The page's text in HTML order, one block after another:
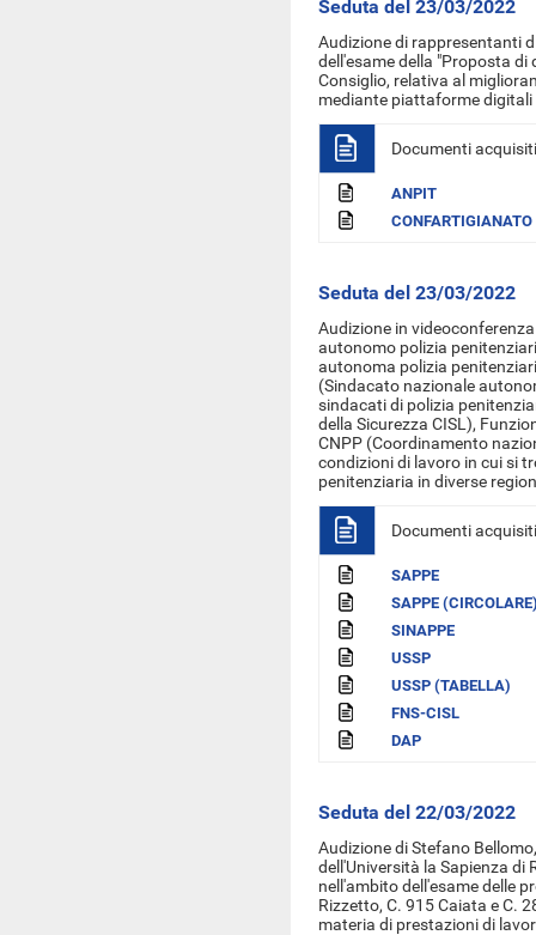
Seduta del 23/03/2022
Audizione di rappresentanti
dell'esame della "Proposta
Consiglio, relativa al
mediante piattaforme
Documenti acquisiti
ANPIT
CONFARTIGIANATO
Seduta del 23/03/2022
Audizione in
autonomo polizia
autonoma polizia
(Sindacato nazionale
sindacati di polizia
della Sicurezza CISL),
CNPP (Coordinamento
condizioni di lavoro in cui si
penitenziaria in diverse
Documenti acquisiti
SAPPE
SAPPE
SINAPPE
USSP
USSP (TABELLA)
FNS-CISL
DAP
Seduta del 22/03/2022
Audizione di Stefano
dell'Università la Sapienza di
nell'ambito dell'esame delle
Rizzetto, C. 915 Caiata e C.
materia di prestazioni di